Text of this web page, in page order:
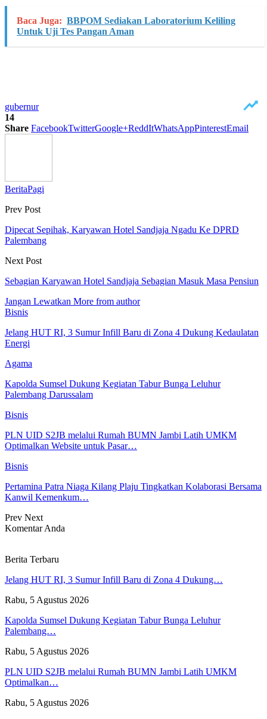
Baca Juga: BBPOM Sediakan Laboratorium Keliling
Untuk Uji Tes Pangan Aman
gubernur
14
Share FacebookTwitterGoogle+ReddItWhatsAppPinterestEmail
BeritaPagi
Prev Post
Dipecat Sepihak, Karyawan Hotel Sandjaja Ngadu Ke DPRD
Palembang
Next Post
Sebagian Karyawan Hotel Sandjaja Sebagian Masuk Masa Pensiun
Jangan Lewatkan More from author
Bisnis
Jelang HUT RI, 3 Sumur Infill Baru di Zona 4 Dukung Kedaulatan
Energi
Agama
Kapolda Sumsel Dukung Kegiatan Tabur Bunga Leluhur
Palembang Darussalam
Bisnis
PLN UID S2JB melalui Rumah BUMN Jambi Latih UMKM
Optimalkan Website untuk Pasar…
Bisnis
Pertamina Patra Niaga Kilang Plaju Tingkatkan Kolaborasi Bersama
Kanwil Kemenkum…
Prev Next
Komentar Anda
Berita Terbaru
Jelang HUT RI, 3 Sumur Infill Baru di Zona 4 Dukung…
Rabu, 5 Agustus 2026
Kapolda Sumsel Dukung Kegiatan Tabur Bunga Leluhur
Palembang…
Rabu, 5 Agustus 2026
PLN UID S2JB melalui Rumah BUMN Jambi Latih UMKM
Optimalkan…
Rabu, 5 Agustus 2026